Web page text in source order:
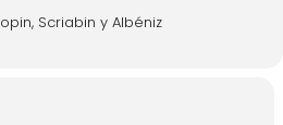
Scriabin y Albéniz